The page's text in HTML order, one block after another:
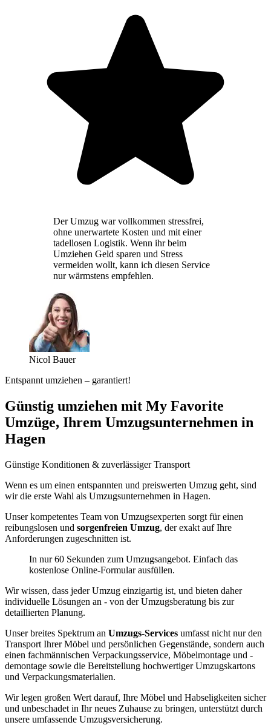
Der Umzug war vollkommen stressfrei,
ohne unerwartete Kosten und mit einer
tadellosen Logistik. Wenn ihr beim
Umziehen Geld sparen und Stress
vermeiden wollt, kann ich diesen Service
nur wärmstens empfehlen.
Nicol Bauer
Entspannt umziehen – garantiert!
Günstig umziehen mit My Favorite
Umzüge, Ihrem Umzugsunternehmen in
Hagen
Günstige Konditionen & zuverlässiger Transport
Wenn es um einen entspannten und preiswerten Umzug geht, sind
wir die erste Wahl als Umzugsunternehmen in Hagen.
Unser kompetentes Team von Umzugsexperten sorgt für einen
reibungslosen und sorgenfreien Umzug, der exakt auf Ihre
Anforderungen zugeschnitten ist.
In nur 60 Sekunden zum Umzugsangebot. Einfach das
kostenlose Online-Formular ausfüllen.
Wir wissen, dass jeder Umzug einzigartig ist, und bieten daher
individuelle Lösungen an - von der Umzugsberatung bis zur
detaillierten Planung.
Unser breites Spektrum an Umzugs-Services umfasst nicht nur den
Transport Ihrer Möbel und persönlichen Gegenstände, sondern auch
einen fachmännischen Verpackungsservice, Möbelmontage und -
demontage sowie die Bereitstellung hochwertiger Umzugskartons
und Verpackungsmaterialien.
Wir legen großen Wert darauf, Ihre Möbel und Habseligkeiten sicher
und unbeschadet in Ihr neues Zuhause zu bringen, unterstützt durch
unsere umfassende Umzugsversicherung.